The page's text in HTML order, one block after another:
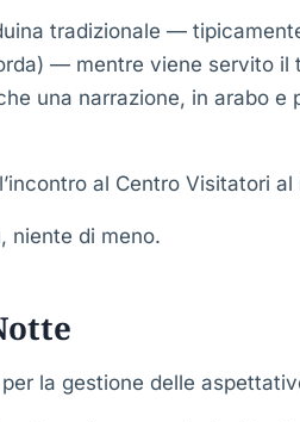
tradizionale —
— mentre viene servito il
una narrazione, in arabo e
al Centro Visitatori al
niente di meno.
la gestione delle